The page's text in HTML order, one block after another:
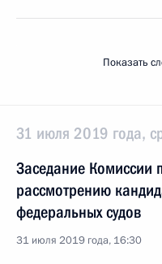
Показать
31 июля 2019 года,
Заседание Комиссии
рассмотрению
федеральных судов
31 июля 2019 года, 16:30